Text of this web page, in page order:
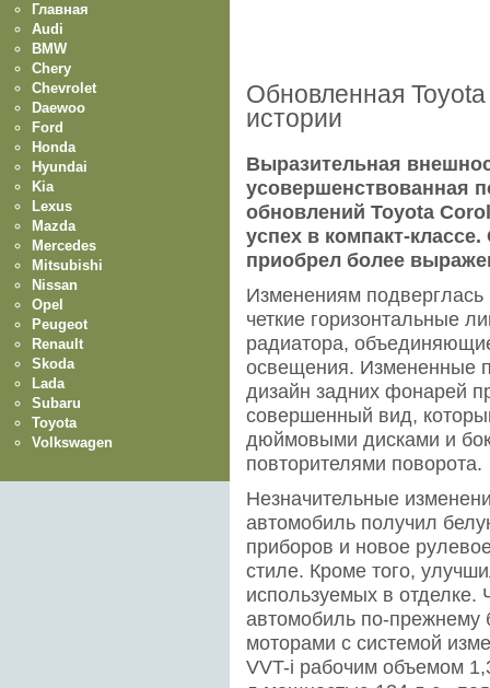
Обновленная
истории
Выразительная
усовершенствованная
обновлений Toyota
успех в компакт-
приобрел более
Изменениям подверглась
четкие горизонтальные
радиатора,
освещения. Измененные
дизайн задних фонарей
совершенный вид,
дюймовыми дисками и
повторителями поворота.
Незначительные
автомобиль получил
приборов и новое
стиле. Кроме того,
используемых в отделке.
автомобиль по-прежнему
моторами с системой
VVT-i рабочим объемом
Главная
Audi
BMW
Chery
Chevrolet
Daewoo
Ford
Honda
Hyundai
Kia
Lexus
Mazda
Mercedes
Mitsubishi
Nissan
Opel
Peugeot
Renault
Skoda
Lada
Subaru
Toyota
Volkswagen